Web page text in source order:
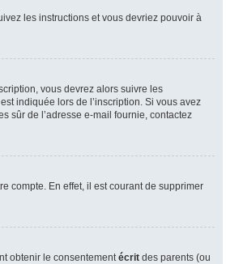
les instructions et vous devriez pouvoir à
vous devrez alors suivre les
indiquée lors de l’inscription. Si vous avez
sûr de l’adresse e-mail fournie, contactez
compte. En effet, il est courant de supprimer
obtenir le consentementécrit des parents (ou